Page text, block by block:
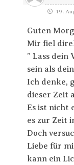
19.
Guten
Mir fiel
” Lass
sein als
Ich denke,
dieser Zeit
Es ist nicht
es zur Zeit
Doch
Liebe für
kann ein